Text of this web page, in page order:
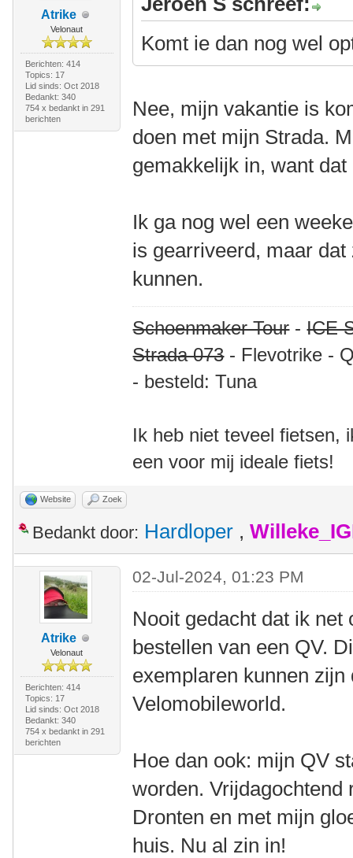
Atrike
Velonaut
Berichten: 414
Topics: 17
Lid sinds: Oct 2018
Bedankt: 340
754 x bedankt in 291
berichten
Komt ie dan nog wel
Nee, mijn vakantie is
doen met mijn Strada.
gemakkelijk in, want
Ik ga nog wel een
is gearriveerd, maar
kunnen.
Schoenmaker Tour-ICE
Strada 073- Flevotrike -
- besteld: Tuna
Ik heb niet teveel fietsen,
een voor mij ideale fiets!
Website Zoek
Bedankt door: Hardloper ,
Atrike
Velonaut
Berichten: 414
Topics: 17
Lid sinds: Oct 2018
Bedankt: 340
754 x bedankt in 291
berichten
02-Jul-2024, 01:23 PM
Nooit gedacht dat ik
bestellen van een QV.
exemplaren kunnen
Velomobileworld.
Hoe dan ook: mijn QV
worden.
Dronten en met mijn
huis. Nu al zin in!